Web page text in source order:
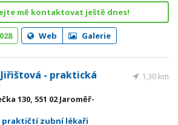
mě kontaktovat ještě dnes!
Web Galerie
- praktická
130, 551 02 Jaroměř-
praktičtí zubní lékaři
1,30 km